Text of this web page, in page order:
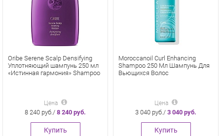
Oribe Serene Scalp Densifying
Уплотняющий шампунь 250 мл
«Истинная гармония» Shampoo
Цена
8 240 руб./ 8 240 руб.
Купить
Moroccanoil Curl Enhancing
Shampoo 250 Мл Шампунь Для
Вьющихся Волос
Цена
3 040 руб./ 3 040 руб.
Купить